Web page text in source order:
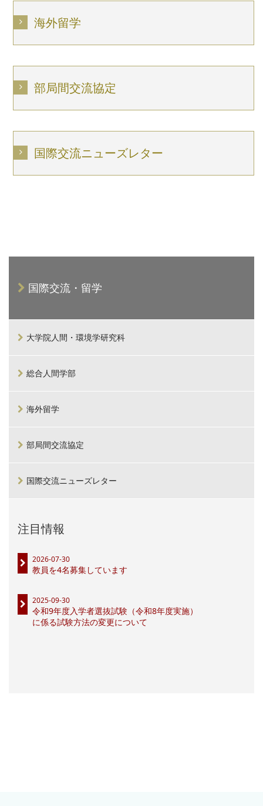
海外留学
部局間交流協定
国際交流ニューズレター
国際交流・留学
大学院人間・環境学研究科
総合人間学部
海外留学
部局間交流協定
国際交流ニューズレター
注目情報
2026-07-30
教員を4名募集しています
2025-09-30
令和9年度入学者選抜試験（令和8年度実施）
に係る試験方法の変更について